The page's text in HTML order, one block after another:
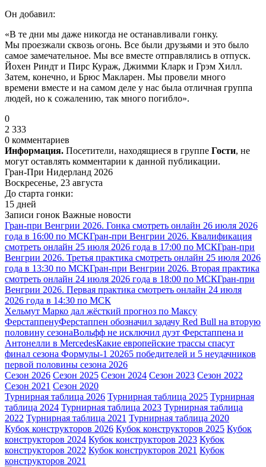
Он добавил:
«В те дни мы даже никогда не останавливали гонку.
Мы проезжали сквозь огонь. Все были друзьями и это было
самое замечательное. Мы все вместе отправлялись в отпуск.
Йохен Риндт и Пирс Кураж, Джимми Кларк и Грэм Хилл.
Затем, конечно, и Брюс Макларен. Мы провели много
времени вместе и на самом деле у нас была отличная группа
людей, но к сожалению, так много погибло».
0
2 333
0 комментариев
Информация. Посетители, находящиеся в группе Гости, не
могут оставлять комментарии к данной публикации.
Гран-При Нидерланд 2026
Воскресенье, 23 августа
До старта гонки:
15 дней
Записи гонок Важные новости
Гран-при Венгрии 2026. Гонка смотреть онлайн 26 июля 2026
года в 16:00 по МСКГран-при Венгрии 2026. Квалификация
смотреть онлайн 25 июля 2026 года в 17:00 по МСКГран-при
Венгрии 2026. Третья практика смотреть онлайн 25 июля 2026
года в 13:30 по МСКГран-при Венгрии 2026. Вторая практика
смотреть онлайн 24 июля 2026 года в 18:00 по МСКГран-при
Венгрии 2026. Первая практика смотреть онлайн 24 июля
2026 года в 14:30 по МСК
Хельмут Марко дал жёсткий прогноз по Максу
ФерстаппенуФерстаппен обозначил задачу Red Bull на вторую
половину сезонаВольфф не исключил дуэт Ферстаппена и
Антонелли в MercedesКакие европейские трассы спасут
финал сезона Формулы-1 20265 победителей и 5 неудачников
первой половины сезона 2026
Сезон 2026 Сезон 2025 Сезон 2024 Сезон 2023 Сезон 2022
Сезон 2021 Сезон 2020
Турнирная таблица 2026 Турнирная таблица 2025 Турнирная
таблица 2024 Турнирная таблица 2023 Турнирная таблица
2022 Турнирная таблица 2021 Турнирная таблица 2020
Кубок конструкторов 2026 Кубок конструкторов 2025 Кубок
конструкторов 2024 Кубок конструкторов 2023 Кубок
конструкторов 2022 Кубок конструкторов 2021 Кубок
конструкторов 2021